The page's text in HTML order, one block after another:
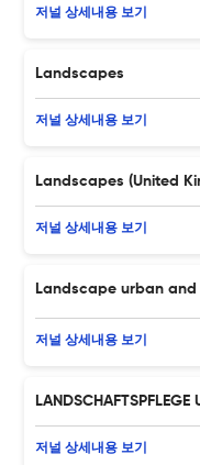
저널 상세내용 보기
Landscapes
저널 상세내용 보기
Landscapes (United
저널 상세내용 보기
Landscape urban and
저널 상세내용 보기
LANDSCHAFTSPFLEGE
저널 상세내용 보기